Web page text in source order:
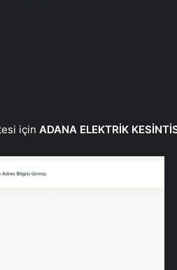
için ADANA ELEKTRİK